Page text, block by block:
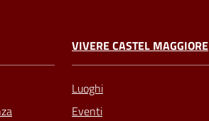
VIVERE CASTEL MAGGIORE
Luoghi
Eventi